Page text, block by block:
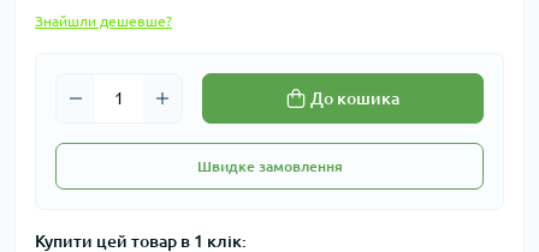
Знайшли дешевше?
До кошика
Швидке замовлення
Купити цей товар в 1 клік: